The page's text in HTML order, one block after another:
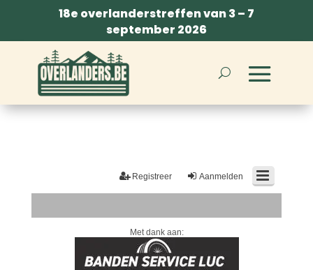
18e overlanderstreffen van 3 – 7
september 2026